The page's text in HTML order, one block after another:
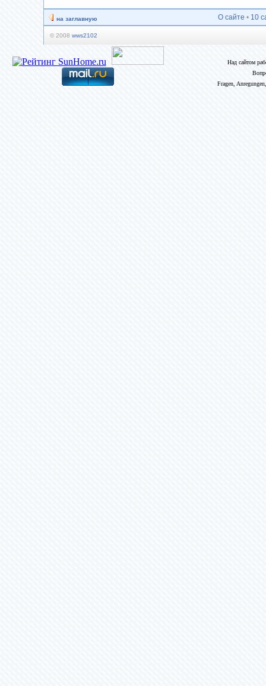
на заглавную О сайте • 10
© 2008 wws2102
Над сайтом
Fragen,